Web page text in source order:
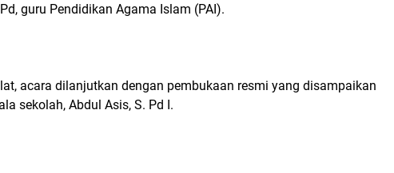
guru Pendidikan Agama Islam (PAI).
acara dilanjutkan dengan pembukaan resmi yang disampaikan
sekolah, Abdul Asis, S. Pd I.